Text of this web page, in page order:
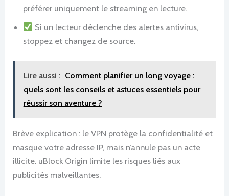
préférer uniquement le streaming en lecture.
Si un lecteur déclenche des alertes antivirus,
stoppez et changez de source.
Lire aussi : Comment planifier un long voyage :
quels sont les conseils et astuces essentiels pour
réussir son aventure ?
Brève explication : le VPN protège la confidentialité et
masque votre adresse IP, mais n’annule pas un acte
illicite. uBlock Origin limite les risques liés aux
publicités malveillantes.